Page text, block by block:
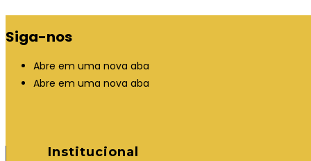
Siga-nos
Abre em uma nova aba
Abre em uma nova aba
Institucional